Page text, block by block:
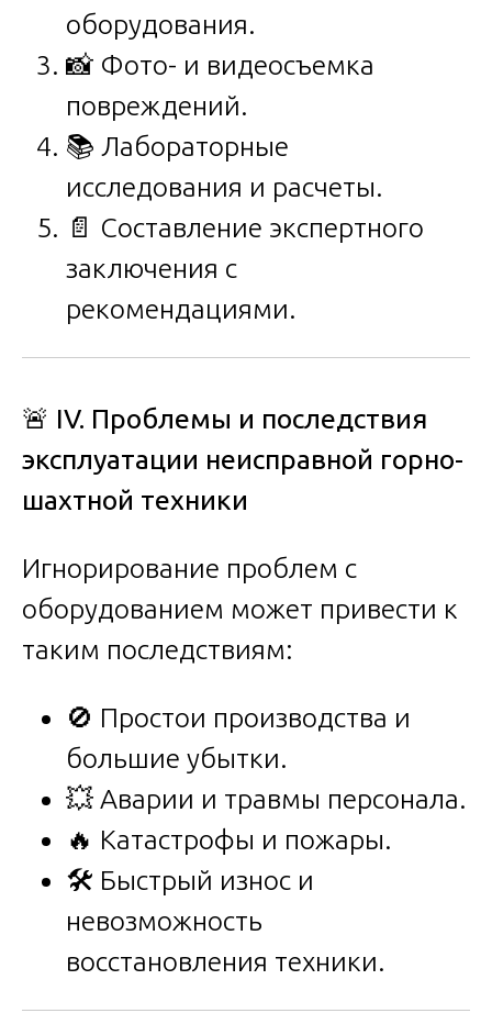
оборудования.
📸 Фото- и видеосъемка
повреждений.
📚 Лабораторные
исследования и расчеты.
📄 Составление экспертного
заключения с
рекомендациями.
🚨 IV. Проблемы и последствия
эксплуатации неисправной горно-
шахтной техники
Игнорирование проблем с
оборудованием может привести к
таким последствиям:
🚫 Простои производства и
большие убытки.
💥 Аварии и травмы персонала.
🔥 Катастрофы и пожары.
🛠️ Быстрый износ и
невозможность
восстановления техники.